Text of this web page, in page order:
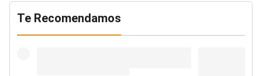
Te Recomendamos